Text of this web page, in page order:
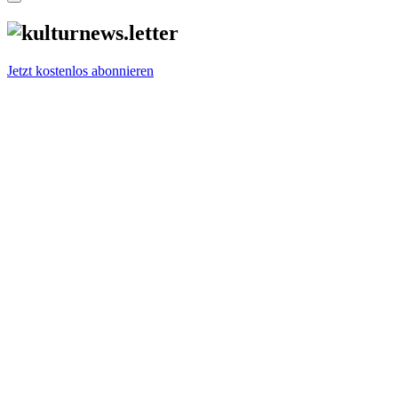
Jetzt kostenlos abonnieren